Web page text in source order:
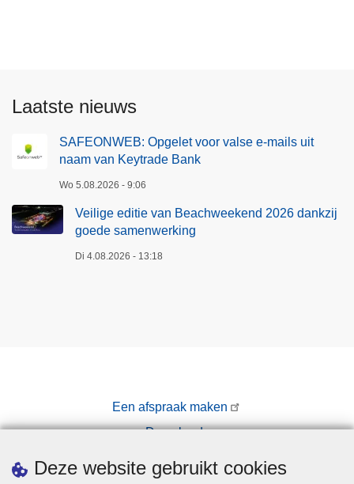
Deze website gebruikt cookies
Laatste nieuws
SAFEONWEB: Opgelet voor valse e-mails uit
naam van Keytrade Bank
Wo 5.08.2026 - 9:06
Veilige editie van Beachweekend 2026 dankzij
goede samenwerking
Di 4.08.2026 - 13:18
Een afspraak maken
Downloads